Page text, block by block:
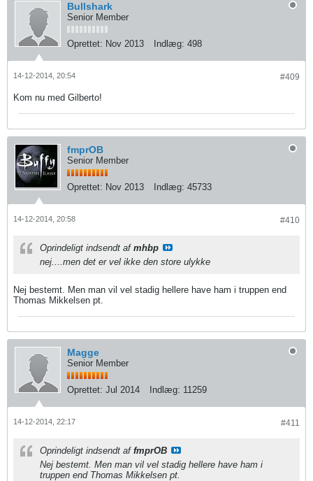
Bullshark
Senior Member
Oprettet: Nov 2013 Indlæg: 498
#409
14-12-2014, 20:54
Kom nu med Gilberto!
fmprOB
Senior Member
Oprettet: Nov 2013 Indlæg: 45733
#410
14-12-2014, 20:58
Oprindeligt indsendt af mhbp
nej....men det er vel ikke den store ulykke
Nej bestemt. Men man vil vel stadig hellere have ham i truppen end
Thomas Mikkelsen pt.
Magge
Senior Member
Oprettet: Jul 2014 Indlæg: 11259
#411
14-12-2014, 22:17
Oprindeligt indsendt af fmprOB
Nej bestemt. Men man vil vel stadig hellere have ham i
truppen end Thomas Mikkelsen pt.